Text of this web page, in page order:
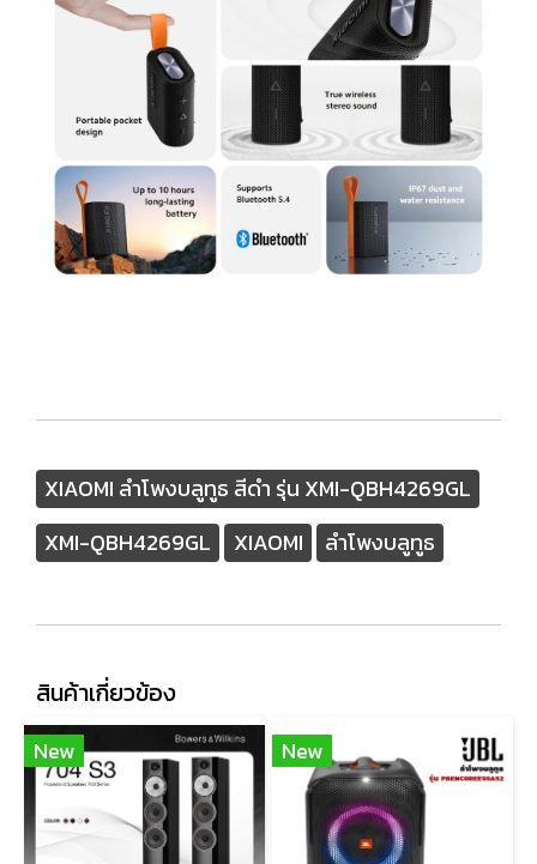
XIAOMI ลำโพงบลูทูธ สีดำ รุ่น XMI-QBH4269GL
XMI-QBH4269GL
XIAOMI ลำโพงบลูทูธ
สินค้าเกี่ยวข้อง
New New